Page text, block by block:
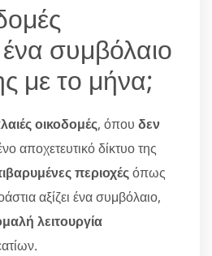
συμβόλαιο
με το μήνα;
οικοδομές, όπου δεν
αποχετευτικό δίκτυο της
περιοχέςόπως
αξίζει ένα συμβόλαιο,
λειτουργία